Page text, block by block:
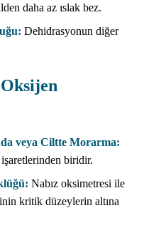
daha az ıslak bez.
Dehidrasyonun diğer
veya Ciltte Morarma:
biridir.
Nabız oksimetresi ile
kritik düzeylerin altına